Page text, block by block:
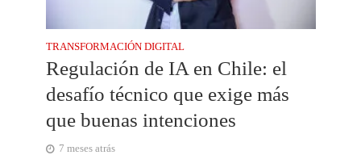
TRANSFORMACIÓN DIGITAL
Regulación de IA en Chile: el
desafío técnico que exige más
que buenas intenciones
7 meses atrás